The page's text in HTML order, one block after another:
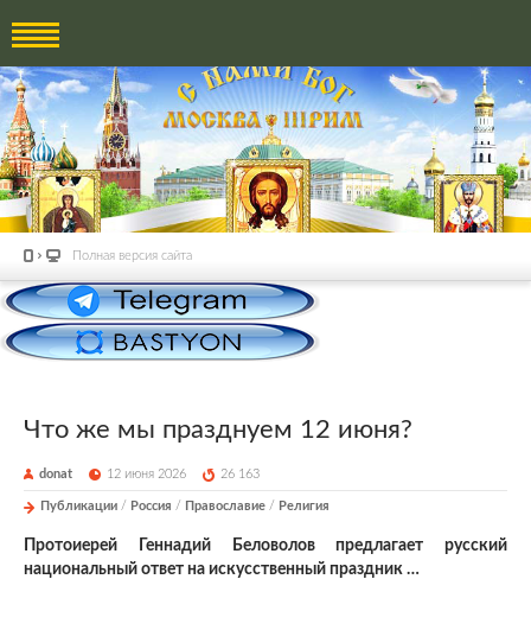
Полная версия сайта
Что же мы празднуем 12 июня?
donat 12 июня 2026 26 163
Публикации / Россия / Православие / Религия
Протоиерей Геннадий Беловолов предлагает русский
национальный ответ на искусственный праздник …